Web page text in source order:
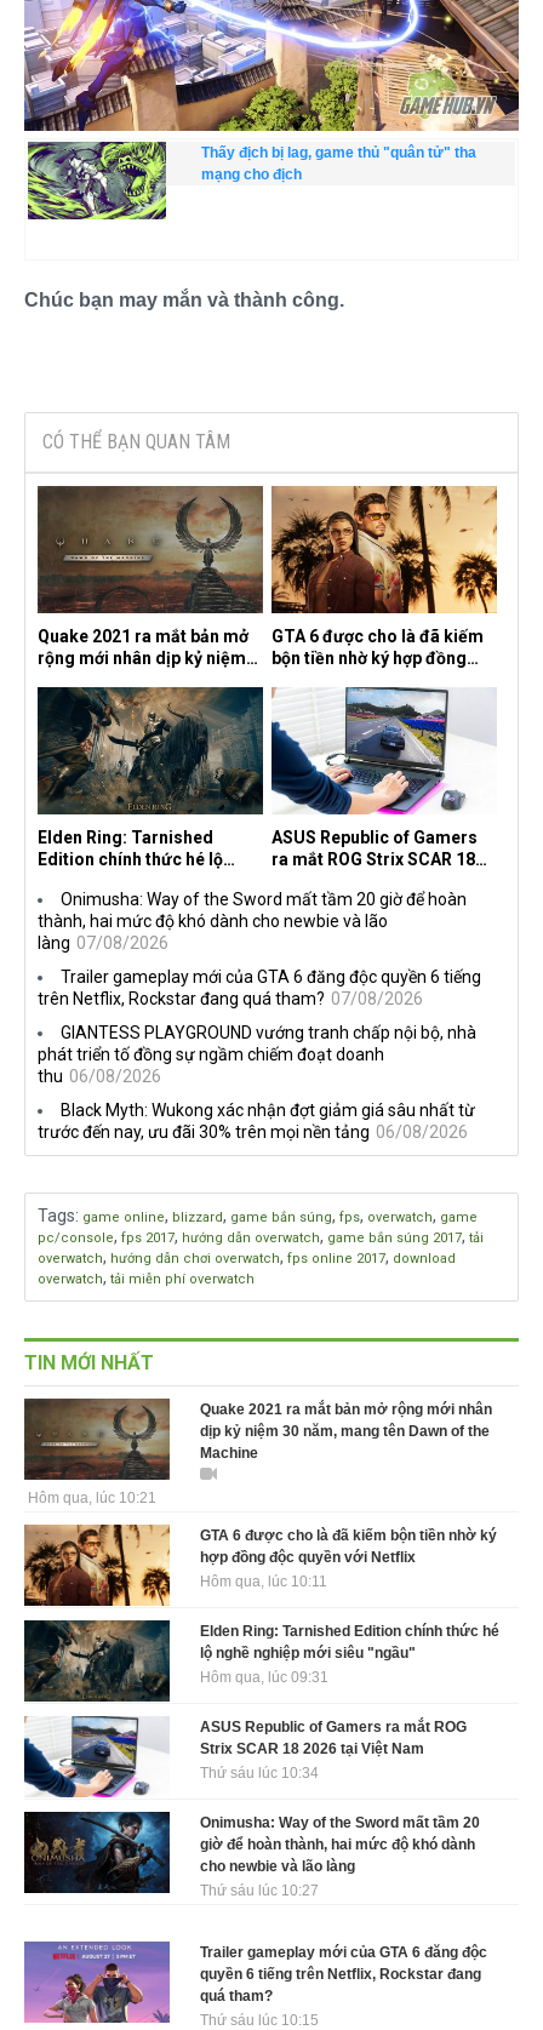
Thấy địch bị lag, game thủ "quân tử" tha
mạng cho địch
Chúc bạn may mắn và thành công.
CÓ THỂ BẠN QUAN TÂM
Quake 2021 ra mắt bản mở
rộng mới nhân dịp kỷ niệm
the Machine
GTA 6 được cho là đã kiếm
bộn tiền nhờ ký hợp đồng
Elden Ring: Tarnished
Edition chính thức hé lộ
ASUS Republic of Gamers
ra mắt ROG Strix SCAR 18
Onimusha: Way of the Sword mất tầm 20 giờ để hoàn
thành, hai mức độ khó dành cho newbie và lão
làng 07/08/2026
Trailer gameplay mới của GTA 6 đăng độc quyền 6 tiếng
trên Netflix, Rockstar đang quá tham? 07/08/2026
GIANTESS PLAYGROUND vướng tranh chấp nội bộ, nhà
phát triển tố đồng sự ngầm chiếm đoạt doanh
thu 06/08/2026
Black Myth: Wukong xác nhận đợt giảm giá sâu nhất từ
trước đến nay, ưu đãi 30% trên mọi nền tảng 06/08/2026
Tags: game online, blizzard, game bắn súng, fps, overwatch, game
pc/console, fps 2017, hướng dẫn overwatch, game bắn súng 2017, tải
overwatch, hướng dẫn chơi overwatch, fps online 2017, download
overwatch, tải miễn phí overwatch
TIN MỚI NHẤT
Quake 2021 ra mắt bản mở rộng mới nhân
dịp kỷ niệm 30 năm, mang tên Dawn of the
Machine
Hôm qua, lúc 10:21
GTA 6 được cho là đã kiếm bộn tiền nhờ ký
hợp đồng độc quyền với Netflix
Hôm qua, lúc 10:11
Elden Ring: Tarnished Edition chính thức hé
lộ nghề nghiệp mới siêu "ngầu"
Hôm qua, lúc 09:31
ASUS Republic of Gamers ra mắt ROG
Strix SCAR 18 2026 tại Việt Nam
Thứ sáu lúc 10:34
Onimusha: Way of the Sword mất tầm 20
giờ để hoàn thành, hai mức độ khó dành
cho newbie và lão làng
Thứ sáu lúc 10:27
Trailer gameplay mới của GTA 6 đăng độc
quyền 6 tiếng trên Netflix, Rockstar đang
quá tham?
Thứ sáu lúc 10:15